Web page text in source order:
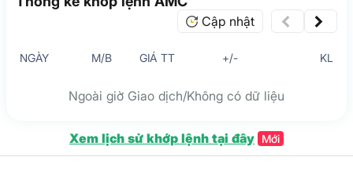
Cập nhật
NGÀY M/B GIÁ TT +/- KL
Ngoài giờ Giao dịch/Không có dữ liệu
Xem lịch sử khớp lệnh tại đây Mới